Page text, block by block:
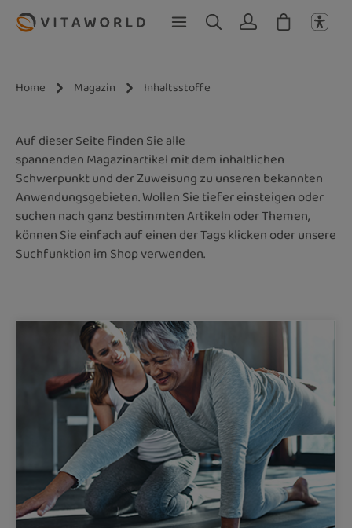
Zum Hauptinhalt springen
Home Magazin Inhaltsstoffe
Auf dieser Seite finden Sie alle
spannenden Magazinartikel mit dem inhaltlichen
Schwerpunkt und der Zuweisung zu unseren bekannten
Anwendungsgebieten. Wollen Sie tiefer einsteigen oder
suchen nach ganz bestimmten Artikeln oder Themen,
können Sie einfach auf einen der Tags klicken oder unsere
Suchfunktion im Shop verwenden.